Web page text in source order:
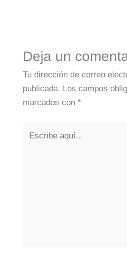
Deja un
Tu dirección de correo
publicada. Los campos
marcados con *